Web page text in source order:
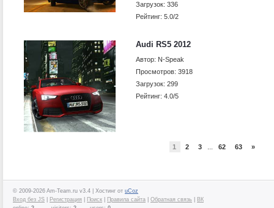
Загрузок: 336
Рейтинг: 5.0/2
Audi RS5 2012
Автор: N-Speak
Просмотров: 3918
Загрузок: 299
Рейтинг: 4.0/5
1 2 3 62 63 »
© 2009-2026 Am-Team.ru v3.4 | Хостинг от uCoz
Вход без JS
Регистрация Поиск Правила сайта Обратная связь
ВК